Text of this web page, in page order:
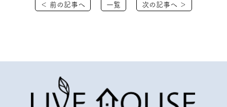
＜ 前の記事へ 一覧 次の記事へ ＞